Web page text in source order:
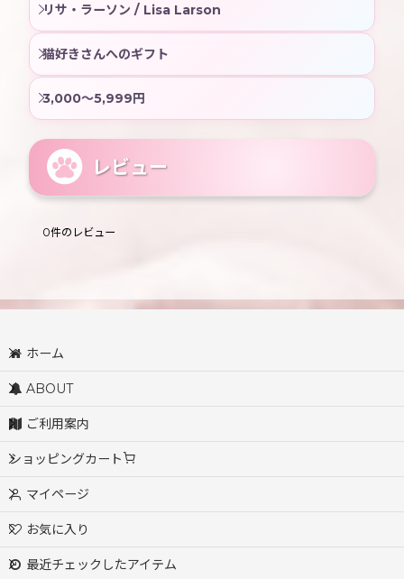
リサ・ラーソン / Lisa Larson
猫好きさんへのギフト
3,000〜5,999円
レビュー
0件のレビュー
ホーム
ABOUT
ご利用案内
ショッピングカート
マイページ
お気に入り
最近チェックしたアイテム